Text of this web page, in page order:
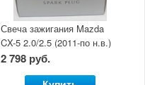
Свеча зажигания Mazda
CX-5 2.0/2.5 (2011-по н.в.)
2 798 руб.